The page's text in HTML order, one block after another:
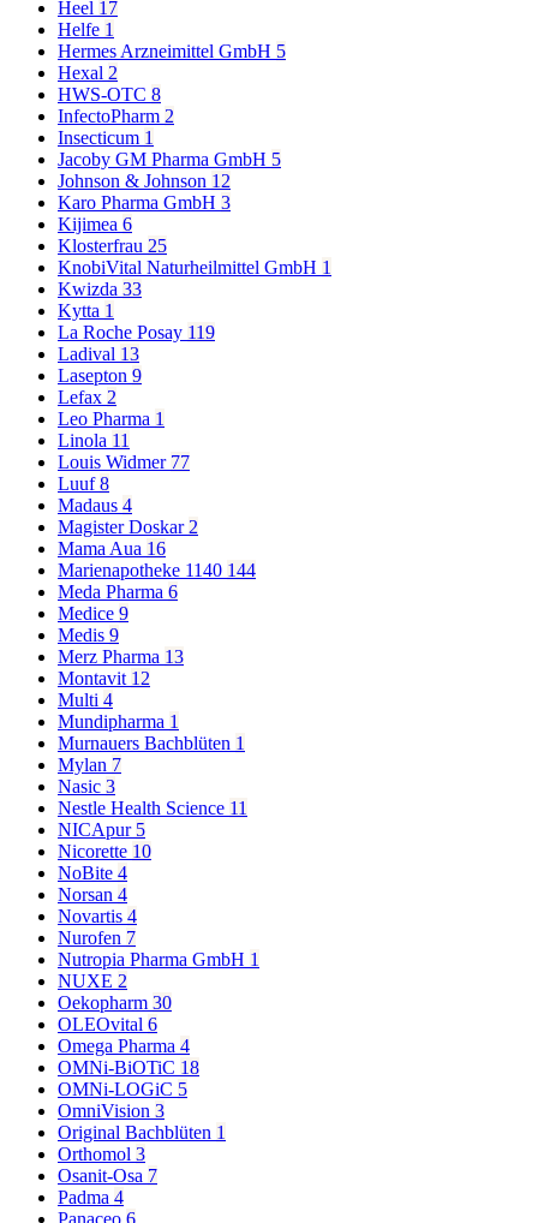
Heel 17
Helfe 1
Hermes Arzneimittel GmbH 5
Hexal 2
HWS-OTC 8
InfectoPharm 2
Insecticum 1
Jacoby GM Pharma GmbH 5
Johnson & Johnson 12
Karo Pharma GmbH 3
Kijimea 6
Klosterfrau 25
KnobiVital Naturheilmittel GmbH 1
Kwizda 33
Kytta 1
La Roche Posay 119
Ladival 13
Lasepton 9
Lefax 2
Leo Pharma 1
Linola 11
Louis Widmer 77
Luuf8
Madaus 4
Magister Doskar2
Mama Aua 16
Marienapotheke 1140 144
Meda Pharma 6
Medice 9
Medis 9
Merz Pharma 13
Montavit 12
Multi 4
Mundipharma 1
Murnauers Bachblüten 1
Mylan 7
Nasic 3
Nestle Health Science 11
NICApur 5
Nicorette 10
NoBite 4
Norsan 4
Novartis 4
Nurofen 7
Nutropia Pharma GmbH 1
NUXE 2
Oekopharm 30
OLEOvital 6
Omega Pharma 4
OMNi-BiOTiC 18
OMNi-LOGiC 5
OmniVision 3
Original Bachblüten 1
Orthomol 3
Osanit-Osa 7
Padma 4